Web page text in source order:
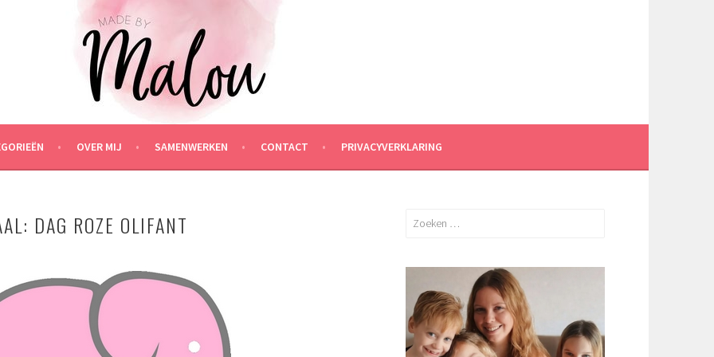
OVER MIJ SAMENWERKEN CONTACT PRIVACYVERKLARING
DAG ROZE OLIFANT
Zoeken